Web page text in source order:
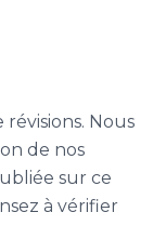
Nous
de nos
sur ce
à vérifier